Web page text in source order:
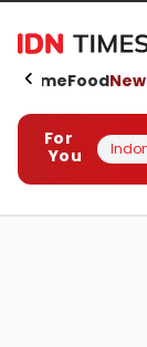
HomeFood
For
You